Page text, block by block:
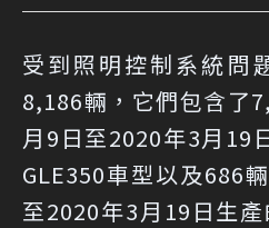
受到照明控制系統問
8,186輛，它們包含了
月9日至2020年3月19
GLE350車型以及686
至2020年3月19日生